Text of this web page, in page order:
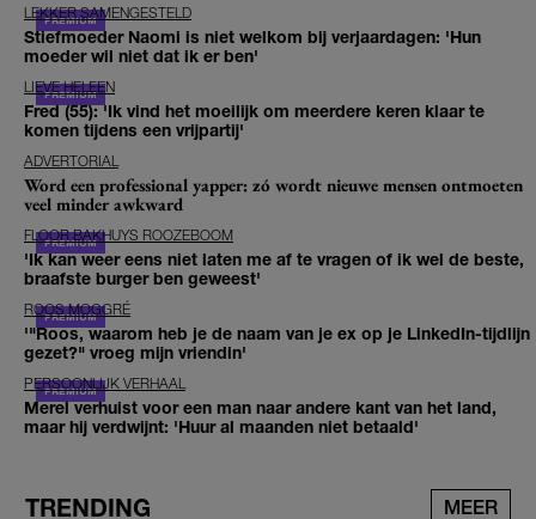
LEKKER SAMENGESTELD
Stiefmoeder Naomi is niet welkom bij verjaardagen: 'Hun
moeder wil niet dat ik er ben'
LIEVE HELEEN
Fred (55): 'Ik vind het moeilijk om meerdere keren klaar te
komen tijdens een vrijpartij'
ADVERTORIAL
Word een professional yapper: zó wordt nieuwe mensen ontmoeten
veel minder awkward
FLOOR BAKHUYS ROOZEBOOM
'Ik kan weer eens niet laten me af te vragen of ik wel de beste,
braafste burger ben geweest'
ROOS MOGGRÉ
'"Roos, waarom heb je de naam van je ex op je LinkedIn-tijdlijn
gezet?" vroeg mijn vriendin'
PERSOONLIJK VERHAAL
Merel verhuist voor een man naar andere kant van het land,
maar hij verdwijnt: 'Huur al maanden niet betaald'
TRENDING MEER